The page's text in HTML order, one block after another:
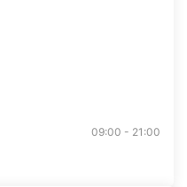
09:00 - 21:00